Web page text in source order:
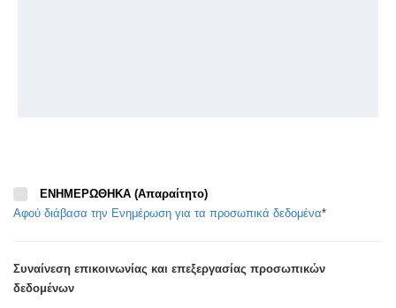
ΕΝΗΜΕΡΩΘΗΚΑ (Απαραίτητο)
Αφού διάβασα την Eνημέρωση για τα προσωπικά δεδομένα*
Συναίνεση επικοινωνίας και επεξεργασίας προσωπικών
δεδομένων